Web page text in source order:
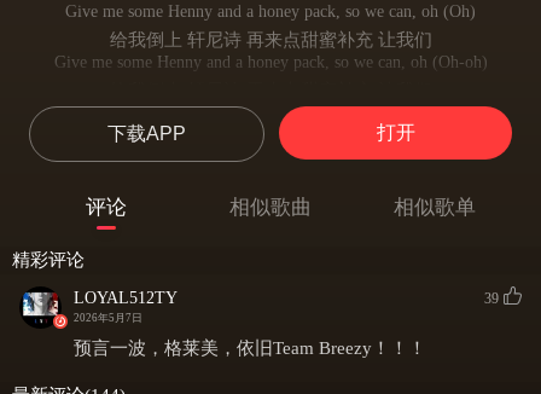
Give me some Henny and a honey pack, so we can, oh (Oh)
给我倒上 轩尼诗 再来点甜蜜补充 让我们
Give me some Henny and a honey pack, so we can, oh (Oh-oh)
Wait fifteen minutes, then I wanna crack, so we can, ooh
等待十五分钟 随即便要开启这狂欢 让我们
Baby, you gon' get your money back, so we can, oh yeah (Yeah, yeah, yeah)
Henny, honey pack, Henny, honey pack
轩尼诗 甜蜜补充 让你欲罢不能 频频回头
Henny, honey pack, Henny, honey pack
轩尼诗 甜蜜补充 轩尼诗 甜蜜补充
下载APP 打开
评论 相似歌曲 相似歌单
精彩评论
LOYAL512TY
2026年5月7日
39
预言一波，格莱美，依旧Team Breezy！！！